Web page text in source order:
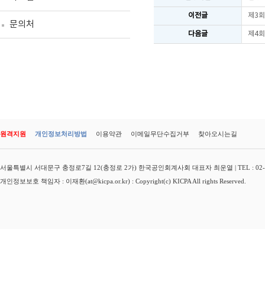
문의처
이전글 제3
다음글 제4
원격지원 개인정보처리방법 이용약관 이메일무단수집거부 찾아오시는길
서울특별시 서대문구 충정로7길 12(충정로 2가) 한국공인회계사회 대표자 최운열 | TEL :
개인정보보호 책임자 : 이재환(at@kicpa.or.kr) : Copyright(c) KICPA All rights Reserved.